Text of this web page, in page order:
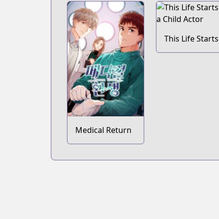
Medical Return
This Life Starts
as a Child